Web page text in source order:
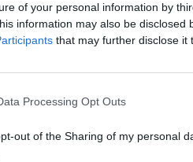
of your personal information by
information may also be disclosed
that may further disclose it
Processing Opt Outs
out of the Sharing of my personal